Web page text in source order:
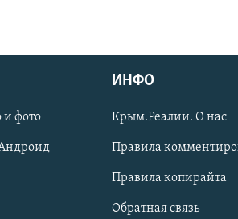
и фото
ИНФО
Крым.Реалии. О нас
Правила
Правила копирайта
Обратная связь